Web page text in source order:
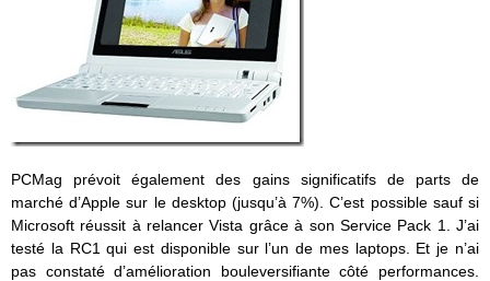
PCMag prévoit également des gains significatifs de parts de
marché d’Apple sur le desktop (jusqu’à 7%). C’est possible sauf si
Microsoft réussit à relancer Vista grâce à son Service Pack 1. J’ai
testé la RC1 qui est disponible sur l’un de mes laptops. Et je n’ai
pas constaté d’amélioration bouleversifiante côté performances.